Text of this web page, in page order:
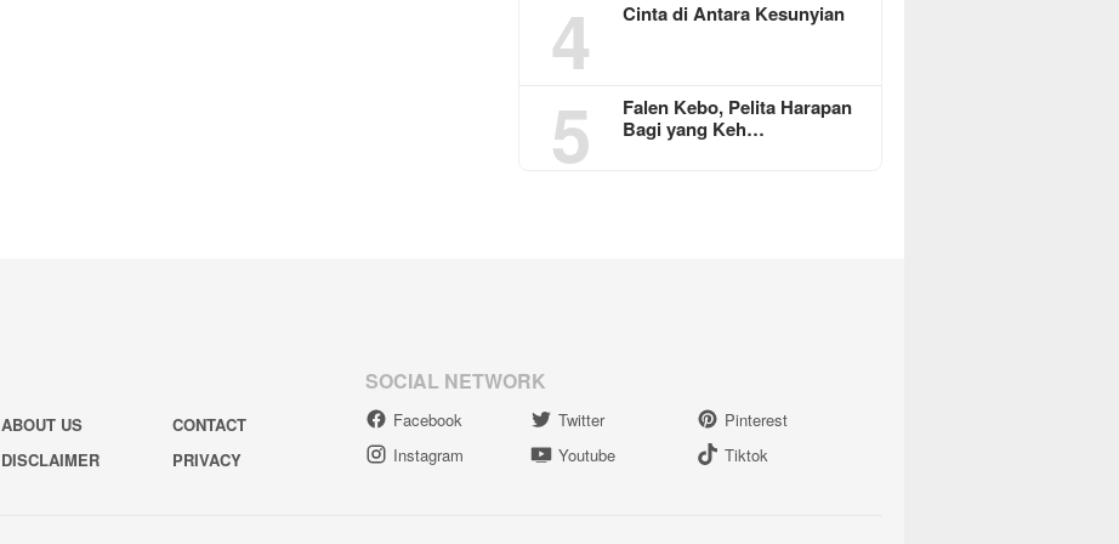
4 Cinta di Antara Kesunyian
5
Falen Kebo, Pelita Harapan
Bagi yang Keh…
ABOUT US
CONTACT
DISCLAIMER PRIVACY
SOCIAL NETWORK
Facebook Twitter
Pinterest
Instagram
Youtube Tiktok